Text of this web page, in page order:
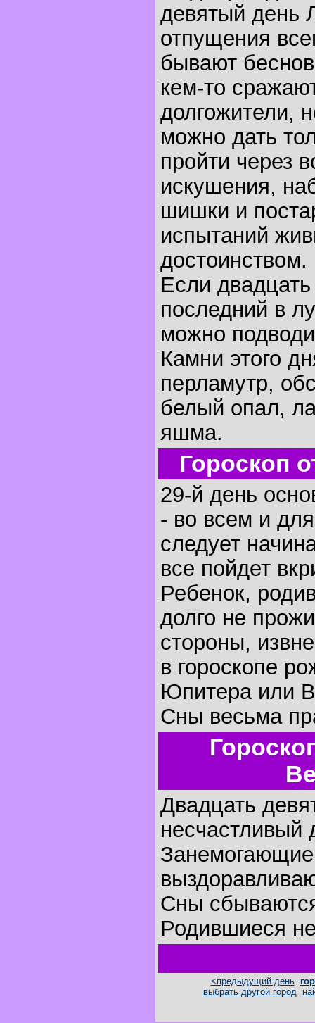
девятый день
отпущения
бывают
кем-то
долгожители,
можно дать
пройти через
искушения,
шишки и
испытаний
достоинством.
Если
последний в
можно
Камни этого
перламутр,
белый опал,
яшма.
Гороскоп
29-й день
- во всем и
следует
все пойдет
Ребенок,
долго не
стороны,
в гороскопе
Юпитера или
Сны весьма
Двадцать
несчастливый
Сны
Родившиеся
<предыдущий день
выбрать другой город